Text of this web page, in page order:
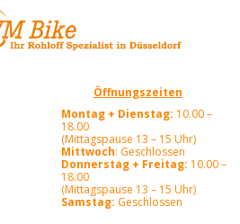
Öffnungszeiten
Montag + Dienstag: 10.00 –
18.00
(Mittagspause 13 – 15 Uhr)
Mittwoch: Geschlossen
Donnerstag + Freitag: 10.00 –
18.00
(Mittagspause 13 – 15 Uhr)
Samstag: Geschlossen